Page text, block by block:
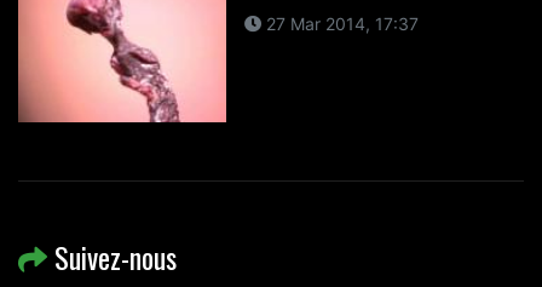
27 Mar 2014, 17:37
Suivez-nous